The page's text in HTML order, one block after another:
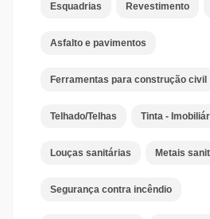
Esquadrias Revestimento
Asfalto e pavimentos
Ferramentas para construção civil
Telhado/Telhas Tinta -
Louças sanitárias Metais
Segurança contra incêndio